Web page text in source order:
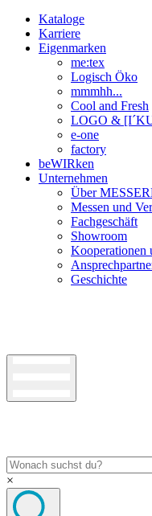
Kataloge
Karriere
Eigenmarken
me:tex
Logisch Öko
mmmhh...
Cool and Fresh
LOGO &
e-one
factory
beWIRken
Unternehmen
Über
Messen und
Fachgeschäft
Showroom
Kooperationen
Geschichte
×